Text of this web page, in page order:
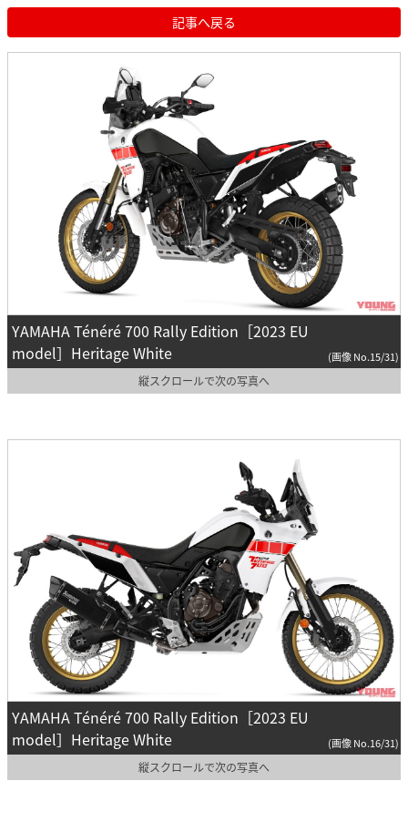
記事へ戻る
YAMAHA Ténéré 700 Rally Edition［2023 EU
model］Heritage White
(画像 No.15/31)
縦スクロールで次の写真へ
YAMAHA Ténéré 700 Rally Edition［2023 EU
model］Heritage White
(画像 No.16/31)
縦スクロールで次の写真へ